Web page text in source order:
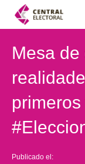
Mesa de
Publicado el: